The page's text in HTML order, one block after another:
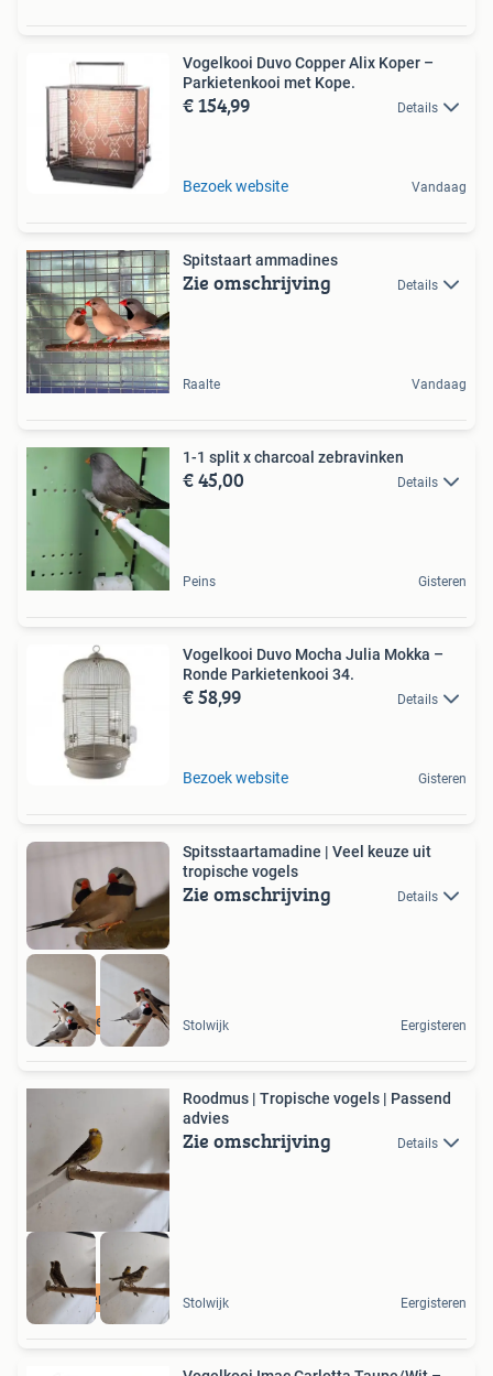
Vogelkooi Duvo Copper Alix Koper –
Parkietenkooi met Kope.
€ 154,99 Details
Bezoek website Vandaag
Spitstaart ammadines
Zie omschrijving Details
Raalte Vandaag
1-1 split x charcoal zebravinken
€ 45,00 Details
Peins Gisteren
Vogelkooi Duvo Mocha Julia Mokka –
Ronde Parkietenkooi 34.
€ 58,99 Details
Bezoek website Gisteren
Gezonde vogels
Spitsstaartamadine | Veel keuze uit
tropische vogels
Zie omschrijving Details
Stolwijk Eergisteren
Bijzondere vogels
Roodmus | Tropische vogels | Passend
advies
Zie omschrijving Details
Stolwijk Eergisteren